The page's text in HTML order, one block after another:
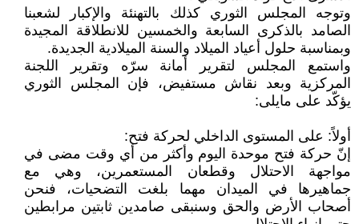
وتوجه المجلس الثوري كذلك بالتهنئة والإكبار لشعبنا
الصامد بالذكرى السابعة والخمسين للانطلاقة المجيدة
وبمناسبة حلول أعياد الميلاد والسنة الميلادية الجديدة.
واستمع المجلس لتقرير أمانة سرّه وتقرير اللجنة
المركزية وبعد نقاش مستفيض، فإن المجلس الثوري
يؤكّد على مايلى:
أولاً: على المستوى الداخلي لحركة فتح:
إنّ حركة فتح موحدة اليوم وأكثر من أي وقت مضى في
مواجهة الاحتلال وقطعان المستعمرين، وهي مع
جماهيرها في الميدان مهما بلغت التضحيات، فنحن
أصحاب الأرض والحق وسنبقى صامدين ثابتين مرابطين